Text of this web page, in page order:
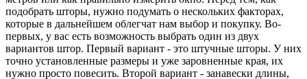
подобрать шторы, нужно подумать о нескольких факторах,
которые в дальнейшем облегчат нам выбор и покупку. Во-
первых, у вас есть возможность выбрать один из двух
вариантов штор. Первый вариант - это штучные шторы. У них
точно установленные размеры и уже заровненные края, их
нужно просто повесить. Второй вариант - занавески длины,